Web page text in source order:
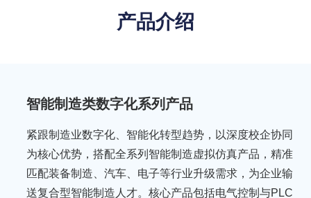
产品介绍
智能制造类数字化系列产品
紧跟制造业数字化、智能化转型趋势，以深度校企协同
为核心优势，搭配全系列智能制造虚拟仿真产品，精准
匹配装备制造、汽车、电子等行业升级需求，为企业输
送复合型智能制造人才。核心产品包括电气控制与PLC